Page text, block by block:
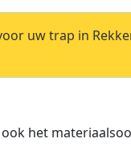
uw trap in
het